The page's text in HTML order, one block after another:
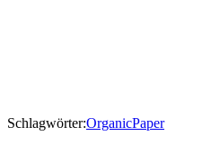
Schlagwörter:OrganicPaper